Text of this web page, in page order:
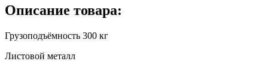
Описание товара:
Грузоподъёмность 300 кг
Листовой металл